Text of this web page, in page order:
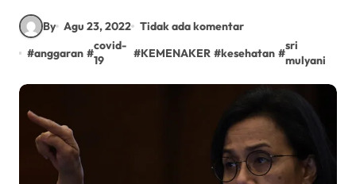
By Agu 23, 2022 Tidak ada komentar
#anggaran #
covid-
19
#KEMENAKER #kesehatan #
sri
mulyani